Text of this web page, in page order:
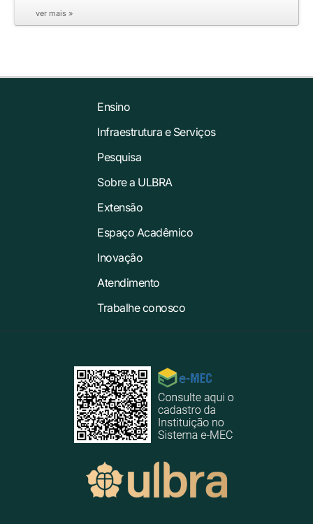
ver mais »
Ensino
Infraestrutura e Serviços
Pesquisa
Sobre a ULBRA
Extensão
Espaço Acadêmico
Inovação
Atendimento
Trabalhe conosco